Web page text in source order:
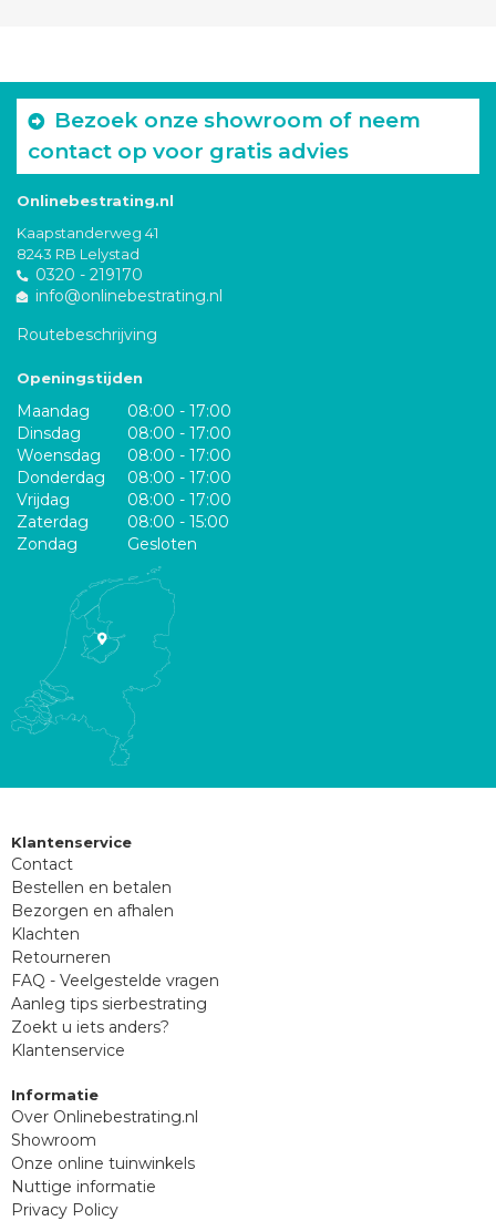
Bezoek onze showroom of neem
contact op voor gratis advies
Onlinebestrating.nl
Kaapstanderweg 41
8243 RB Lelystad
0320 - 219170
info@onlinebestrating.nl
Routebeschrijving
Openingstijden
Maandag
08:00 - 17:00
Dinsdag
08:00 - 17:00
Woensdag
08:00 - 17:00
Donderdag
08:00 - 17:00
Vrijdag
08:00 - 17:00
Zaterdag
08:00 - 15:00
Zondag
Gesloten
Klantenservice
Contact
Bestellen en betalen
Bezorgen en afhalen
Klachten
Retourneren
FAQ - Veelgestelde vragen
Aanleg tips sierbestrating
Zoekt u iets anders?
Klantenservice
Informatie
Over Onlinebestrating.nl
Showroom
Onze online tuinwinkels
Nuttige informatie
Privacy Policy